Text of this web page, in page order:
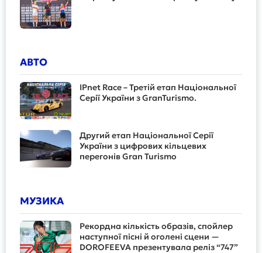
АВТО
IPnet Race – Третій етап Національної
Серії України з GranTurismo.
Другий етап Національної Серії
України з цифрових кільцевих
перегонів Gran Turismo
МУЗИКА
Рекордна кількість образів, спойлер
наступної пісні й оголені сцени —
DOROFEEVA презентувала реліз “747”